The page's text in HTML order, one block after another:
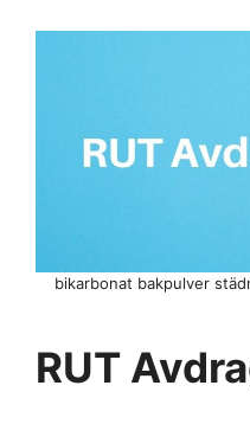
RUT
bikarbonat bakpulver